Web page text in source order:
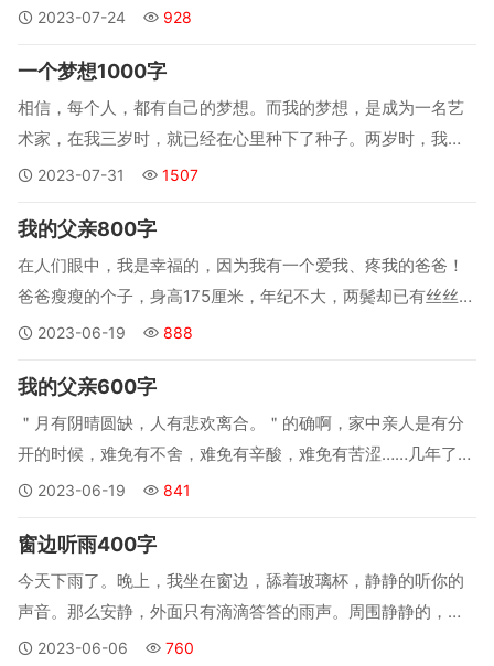
都叫了出来，大家纷纷从地下争前恐后地钻出来，好像在争艳
景色，当然也有一些正含苞待放。春雷公公出来叫醒大家，＂
春天来了＂，这时下雨了，淋淋沥沥...
2023-07-24 928
一个梦想1000字
相信，每个人，都有自己的梦想。而我的梦想，是成为一名艺
术家，在我三岁时，就已经在心里种下了种子。两岁时，我用
我那细小的手，第一次拿起了画笔。至今我还记得，我初次画
给妈妈层示:＂看!我画得多好呀！＂。...
2023-07-31 1507
我的父亲800字
在人们眼中，我是幸福的，因为我有一个爱我、疼我的爸爸！
爸爸瘦瘦的个子，身高175厘米，年纪不大，两鬓却已有丝丝白
发！我和爸爸的故事要从儿时说起！每当节假日出去玩，任性
面走来的女孩手中拿有彩色气球，深深地被吸引了，爸爸头也
不回的到处去找，找了半小时...
2023-06-19 888
我的父亲600字
＂月有阴晴圆缺，人有悲欢离合。＂的确啊，家中亲人是有分
开的时候，难免有不舍，难免有辛酸，难免有苦涩……几年了，
父亲一直从事着一份工作，具体是什么，我也不太清楚，知道
更长时间。父亲以前都是在涿州工作，每天都会回家，现在
一...
2023-06-19 841
窗边听雨400字
今天下雨了。晚上，我坐在窗边，舔着玻璃杯，静静的听你的
声音。那么安静，外面只有滴滴答答的雨声。周围静静的，静
静的……没有了像白天那么吵闹的声音，只剩下我和滴滴答答的
2023-06-06 760